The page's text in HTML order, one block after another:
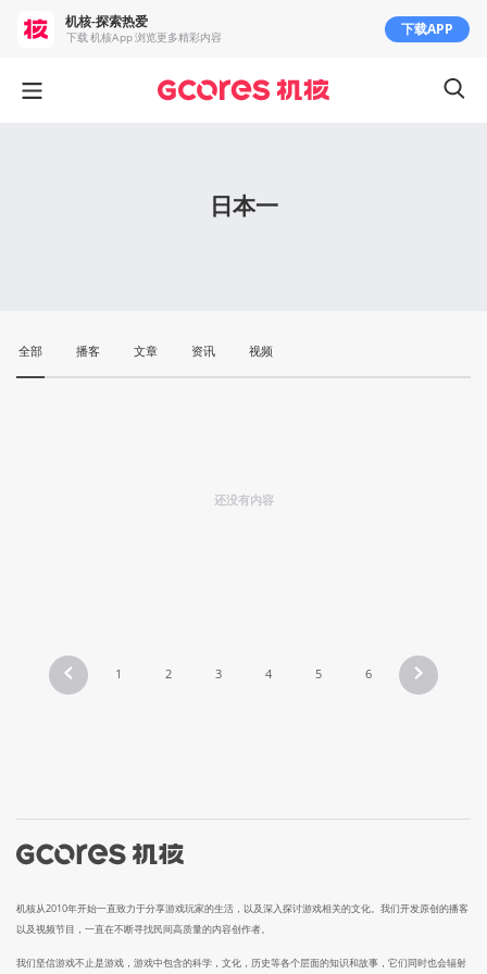
日本一
全部 播客 文章 资讯 视频
还没有内容
1 2 3 4 5 6
机核从2010年开始一直致力于分享游戏玩家的生活，以及深入探讨游戏相关的文化。我们开发原创的播客
以及视频节目，一直在不断寻找民间高质量的内容创作者。
我们坚信游戏不止是游戏，游戏中包含的科学，文化，历史等各个层面的知识和故事，它们同时也会辐射
机核-探索热爱
下载 机核App 浏览更多精彩内容 下载APP